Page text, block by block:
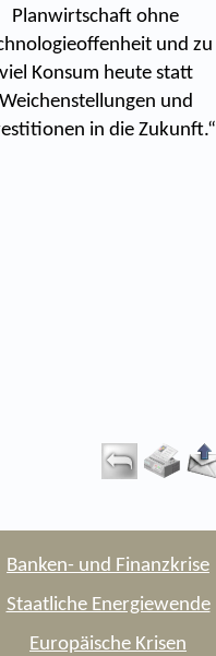
Planwirtschaft ohne
und zu
viel Konsum heute statt
Weichenstellungen und
in die Zukunft.“
Banken- und Finanzkrise
Staatliche Energiewende
Europäische Krisen